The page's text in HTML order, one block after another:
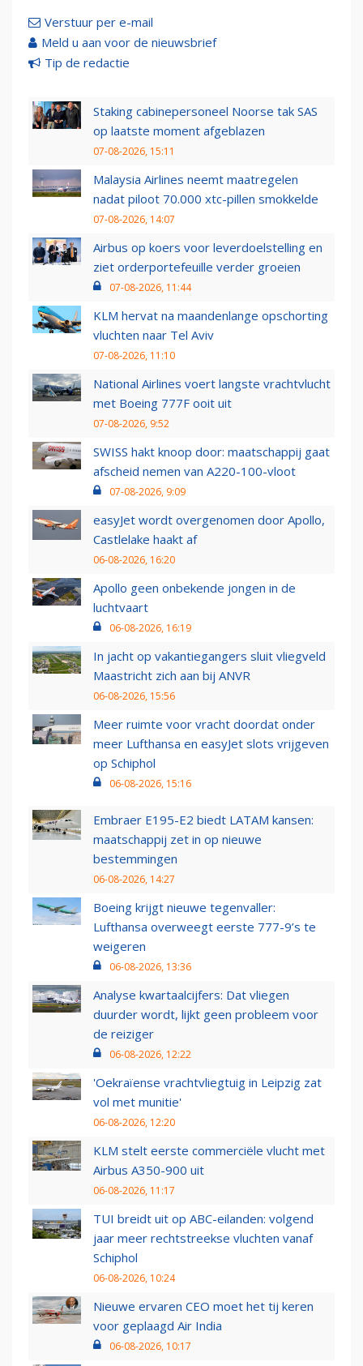
Verstuur per e-mail
Meld u aan voor de nieuwsbrief
Tip de redactie
Staking cabinepersoneel Noorse tak SAS
op laatste moment afgeblazen
07-08-2026, 15:11
Malaysia Airlines neemt maatregelen
nadat piloot 70.000 xtc-pillen smokkelde
07-08-2026, 14:07
Airbus op koers voor leverdoelstelling en
ziet orderportefeuille verder groeien
07-08-2026, 11:44
KLM hervat na maandenlange opschorting
vluchten naar Tel Aviv
07-08-2026, 11:10
National Airlines voert langste vrachtvlucht
met Boeing 777F ooit uit
07-08-2026, 9:52
SWISS hakt knoop door: maatschappij gaat
afscheid nemen van A220-100-vloot
07-08-2026, 9:09
easyJet wordt overgenomen door Apollo,
Castlelake haakt af
06-08-2026, 16:20
Apollo geen onbekende jongen in de
luchtvaart
06-08-2026, 16:19
In jacht op vakantiegangers sluit vliegveld
Maastricht zich aan bij ANVR
06-08-2026, 15:56
Meer ruimte voor vracht doordat onder
meer Lufthansa en easyJet slots vrijgeven
op Schiphol
06-08-2026, 15:16
Embraer E195-E2 biedt LATAM kansen:
maatschappij zet in op nieuwe
bestemmingen
06-08-2026, 14:27
Boeing krijgt nieuwe tegenvaller:
Lufthansa overweegt eerste 777-9’s te
weigeren
06-08-2026, 13:36
Analyse kwartaalcijfers: Dat vliegen
duurder wordt, lijkt geen probleem voor
de reiziger
06-08-2026, 12:22
'Oekraïense vrachtvliegtuig in Leipzig zat
vol met munitie'
06-08-2026, 12:20
KLM stelt eerste commerciële vlucht met
Airbus A350-900 uit
06-08-2026, 11:17
TUI breidt uit op ABC-eilanden: volgend
jaar meer rechtstreekse vluchten vanaf
Schiphol
06-08-2026, 10:24
Nieuwe ervaren CEO moet het tij keren
voor geplaagd Air India
06-08-2026, 10:17